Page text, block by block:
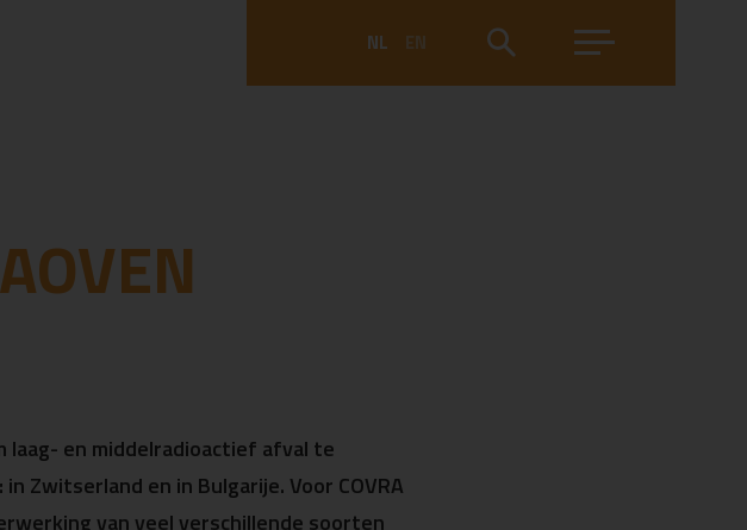
NL EN
laag- en middelradioactief afval te
Zwitserland en in Bulgarije. Voor COVRA
van veel verschillende soorten